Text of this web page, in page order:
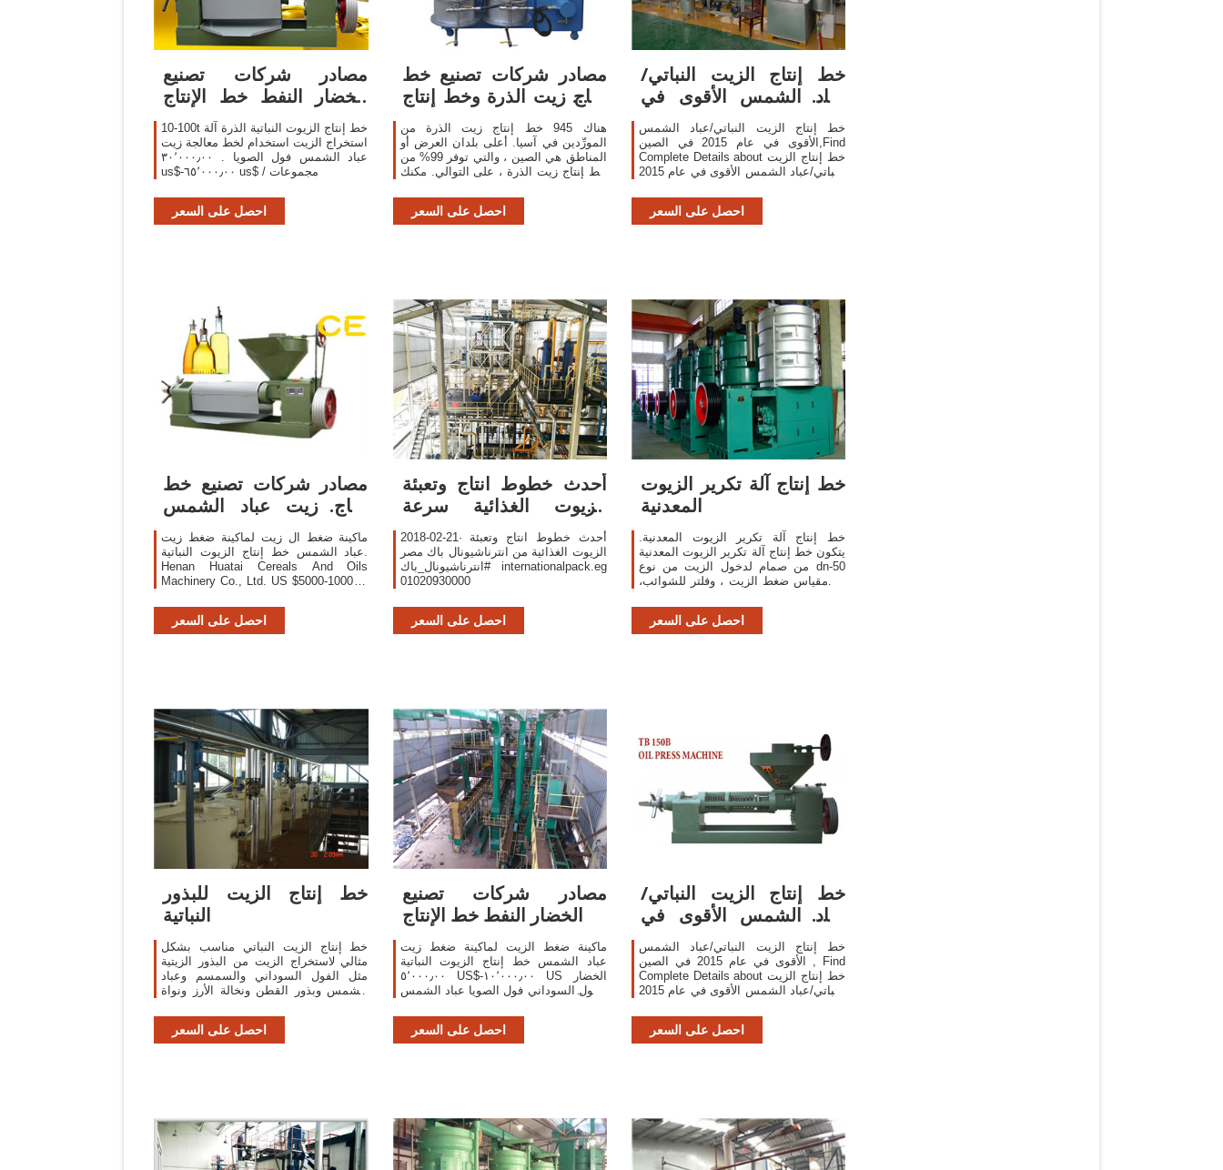
مصادر شركات تصنيع
الخضار النفط خط الإنتاج
والخضار النفط خط
10-100t خط إنتاج الزيوت النباتية الذرة آلة
استخراج الزيت استخدام لخط معالجة زيت
عباد الشمس فول الصويا . ٣٠٬٠٠٠٫٠٠
us$-٦٥٬٠٠٠٫٠٠ us$ / مجموعات
احصل على السعر
مصادر شركات تصنيع خط
إنتاج زيت الذرة وخط إنتاج
زيت الذرة
هناك 945 خط إنتاج زيت الذرة من
المورِّدين في آسيا. أعلى بلدان العرض أو
المناطق هي الصين ، والتي توفر 99% من
خط إنتاج زيت الذرة ، على التوالي. مكنك
احصل على السعر
خط إنتاج الزيت النباتي/
عباد الشمس الأقوى في
عام 2015 في
خط إنتاج الزيت النباتي/عباد الشمس
الأقوى في عام 2015 في الصين,Find
Complete Details about خط إنتاج الزيت
النباتي/عباد الشمس الأقوى في عام 2015
الزيوت النباتية ، خط إنتاج زيت عباد
الشمس from Oil Pressers Supplier
احصل على السعر
مصادر شركات تصنيع خط
إنتاج زيت عباد الشمس
وخط إنتاج زيت
ماكينة ضغط ال زيت لماكينة ضغط زيت
عباد الشمس خط إنتاج الزيوت النباتية.
Henan Huatai Cereals And Oils
Machinery Co., Ltd. US $5000-10000 /
الاتصال بالمورد Transaction Level
بطاقة: ماكينة ضغط زيت عباد الشمس
احصل على السعر
‫أحدث خطوط انتاج وتعبئة
الزيوت الغذائية سرعة
6000 في
2018-02-21· أحدث خطوط انتاج وتعبئة
الزيوت الغذائية من انترناشيونال باك مصر
#انترناشيونال_باك internationalpack.eg
01020930000
احصل على السعر
خط إنتاج آلة تكرير الزيوت
المعدنية
خط إنتاج آلة تكرير الزيوت المعدنية.
يتكون خط إنتاج آلة تكرير الزيوت المعدنية
من صمام لدخول الزيت من نوع dn-50
،مع مقياس ضغط الزيت ، وفلتر للشوائب
بأنبوبة ضخ تعمل بالفاكيوم ، مع آلة
احصل على السعر
خط إنتاج الزيت للبذور
النباتية
خط إنتاج الزيت النباتي مناسب بشكل
مثالي لاستخراج الزيت من البذور الزيتية
مثل الفول السوداني والسمسم وعباد
الشمس وبذور القطن ونخالة الأرز ونواة
احصل على السعر
مصادر شركات تصنيع
الخضار النفط خط الإنتاج
ماكينة ضغط الزيت لماكينة ضغط زيت
عباد الشمس خط إنتاج الزيوت النباتية
٥٬٠٠٠٫٠٠ US$-١٠٬٠٠٠٫٠٠ US الخضار
الفول السوداني فول الصويا عباد الشمس
احصل على السعر
خط إنتاج الزيت النباتي/
عباد الشمس الأقوى في
عام
خط إنتاج الزيت النباتي/عباد الشمس
الأقوى في عام 2015 في الصين , Find
Complete Details about خط إنتاج الزيت
النباتي/عباد الشمس الأقوى في عام 2015
الزيوت النباتية ، خط إنتاج زيت عباد
الشمس from Oil Pressers Supplier
احصل على السعر